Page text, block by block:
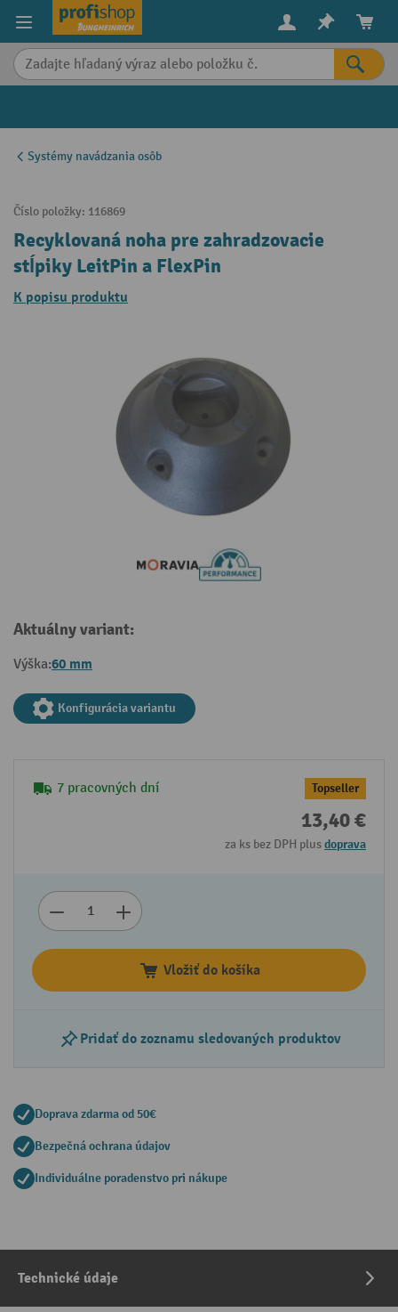
content
Systémy navádzania osôb
Číslo položky: 116869
Recyklovaná noha pre zahradzovacie
stĺpiky LeitPin a FlexPin
K popisu produktu
Aktuálny variant:
Výška:60 mm
Konfigurácia variantu
7 pracovných dní Topseller
13,40 €
za ks bez DPH plusdoprava
Vložiť do košíka
Pridať do zoznamu sledovaných produktov
Doprava zdarma od 50€
Bezpečná ochrana údajov
Individuálne poradenstvo pri nákupe
Technické údaje